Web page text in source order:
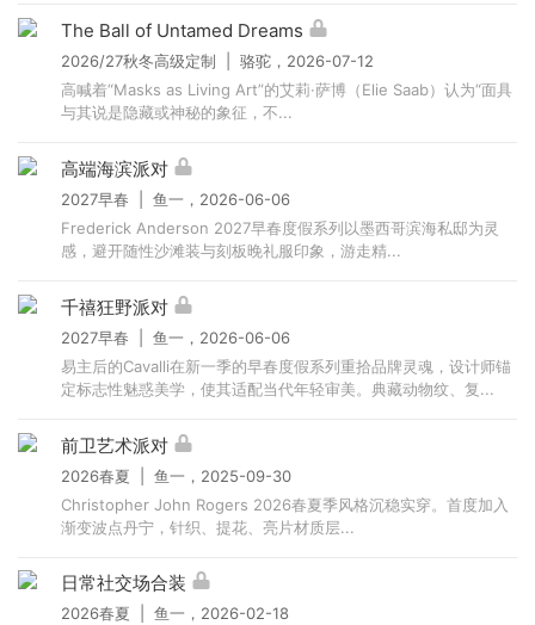
The Ball of Untamed Dreams
2026/27秋冬高级定制 | 骆驼，2026-07-12
高喊着“Masks as Living Art”的艾莉·萨博（Elie Saab）认为“面具
与其说是隐藏或神秘的象征，不...
高端海滨派对
2027早春 | 鱼一，2026-06-06
Frederick Anderson 2027早春度假系列以墨西哥滨海私邸为灵
感，避开随性沙滩装与刻板晚礼服印象，游走精...
千禧狂野派对
2027早春 | 鱼一，2026-06-06
易主后的Cavalli在新一季的早春度假系列重拾品牌灵魂，设计师锚
定标志性魅惑美学，使其适配当代年轻审美。典藏动物纹、复...
前卫艺术派对
2026春夏 | 鱼一，2025-09-30
Christopher John Rogers 2026春夏季风格沉稳实穿。首度加入
渐变波点丹宁，针织、提花、亮片材质层...
日常社交场合装
2026春夏 | 鱼一，2026-02-18